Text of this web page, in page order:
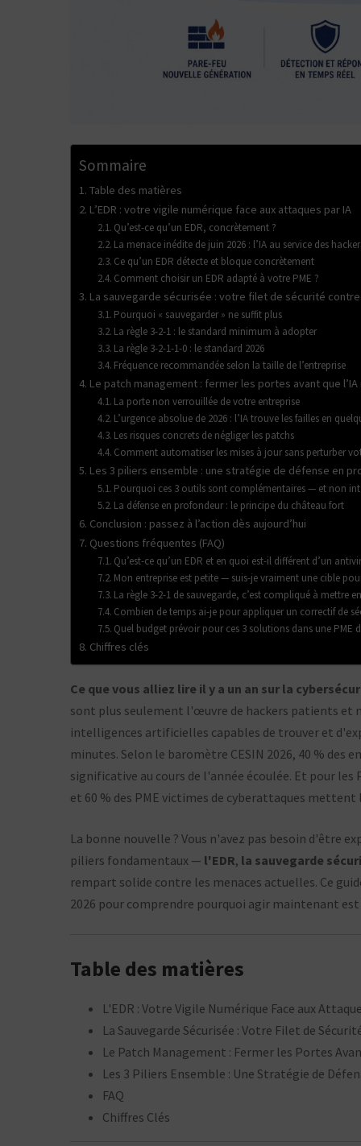
Sommaire
Table des matières
L’EDR : votre vigile numérique face aux attaques par IA
Qu’est-ce qu’un EDR, concrètement ?
La menace inédite de juin 2026 : l’IA au service des
Ce qu’un EDR détecte et bloque concrètement
Comment choisir un EDR adapté à votre PME ?
La sauvegarde sécurisée : votre filet de sécurité
Pourquoi « sauvegarder » ne suffit plus
La règle 3-2-1 : le standard minimum à adopter
La règle 3-2-1-1-0 : le standard 2026
Fréquence recommandée selon la taille de l’entreprise
Le patch management : fermer les portes avant que
La porte non verrouillée de votre entreprise
L’urgence absolue de 2026 : l’IA trouve les failles en
Les risques concrets de négliger les patchs
Comment automatiser les mises à jour sans perturber
Les 3 piliers ensemble : une stratégie de défense en
Pourquoi ces 3 outils sont complémentaires — et non
La défense en profondeur : le principe du château fort
Conclusion : passez à l’action dès aujourd’hui
Questions fréquentes (FAQ)
Qu’est-ce qu’un EDR et en quoi est-il différent d’un
Mon entreprise est petite — suis-je vraiment une cible
La règle 3-2-1 de sauvegarde, c’est compliqué à mettre
Combien de temps ai-je pour appliquer un correctif de
Quel budget prévoir pour ces 3 solutions dans une PME
Chiffres clés
Ce que vous alliez lire il y a un an sur la
sont plus seulement l'œuvre de hackers patients et
intelligences artificielles capables de trouver et
minutes. Selon le baromètre CESIN 2026, 40 % des
significative au cours de l'année écoulée. Et pour
et 60 % des PME victimes de cyberattaques
La bonne nouvelle ? Vous n'avez pas besoin d'être
piliers fondamentaux — l'EDR, la sauvegarde
rempart solide contre les menaces actuelles. Ce
2026 pour comprendre pourquoi agir maintenant
Table des matières
L'EDR : Votre Vigile Numérique Face aux
La Sauvegarde Sécurisée : Votre Filet de
Le Patch Management : Fermer les Portes
Les 3 Piliers Ensemble : Une Stratégie de
FAQ
Chiffres Clés